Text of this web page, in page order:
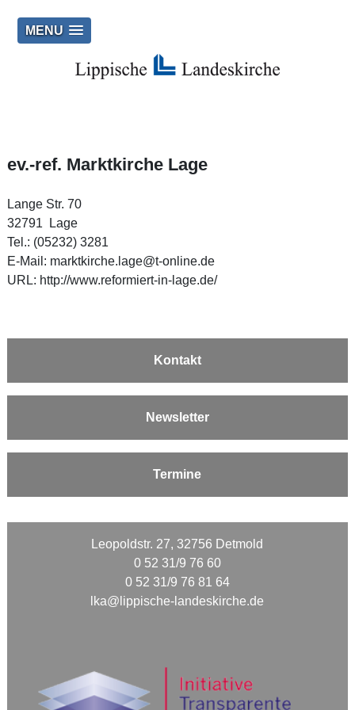
MENU
ev.-ref. Marktkirche Lage
Lange Str. 70
32791 Lage
Tel.: (05232) 3281
E‑Mail: marktkirche.lage@t-online.de
URL: http://www.reformiert-in-lage.de/
Kontakt
Newsletter
Termine
Leopoldstr. 27, 32756 Detmold
0 52 31/9 76 60
0 52 31/9 76 81 64
lka@lippische-landeskirche.de